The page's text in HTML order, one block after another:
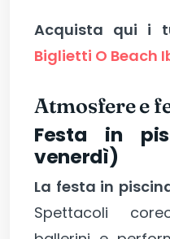
Acquista qui i
Biglietti O Beach
Atmosfere e
Festa in
venerdì)
La festa in
Spettacoli